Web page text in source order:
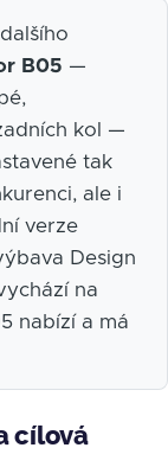
B05 —
kol —
tak
ale i
verze
Design
na
nabízí a má
cílová